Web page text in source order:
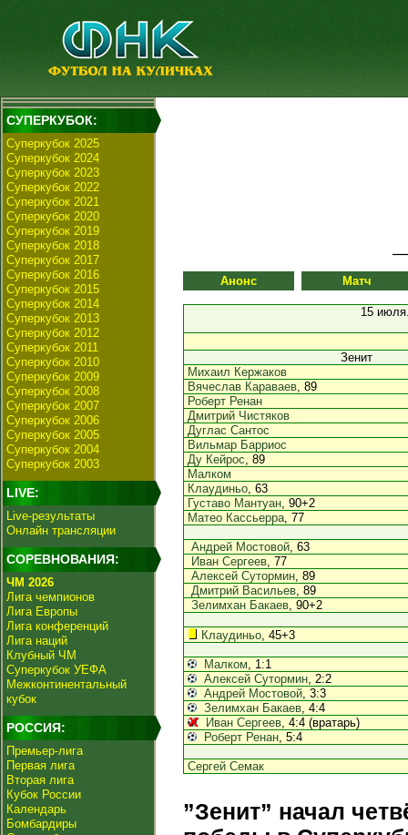
СУПЕРКУБОК:
Суперкубок 2025
Суперкубок 2024
Суперкубок 2023
Суперкубок 2022
Суперкубок 2021
Суперкубок 2020
Суперкубок 2019
Суперкубок 2018
Суперкубок 2017
Суперкубок 2016
Суперкубок 2015
Суперкубок 2014
Суперкубок 2013
Суперкубок 2012
Суперкубок 2011
Суперкубок 2010
Суперкубок 2009
Суперкубок 2008
Суперкубок 2007
Суперкубок 2006
Суперкубок 2005
Суперкубок 2004
Суперкубок 2003
LIVE:
Live-результаты
Онлайн трансляции
СОРЕВНОВАНИЯ:
ЧМ 2026
Лига чемпионов
Лига Европы
Лига конференций
Лига наций
Клубный ЧМ
Суперкубок УЕФА
Межконтинентальный
кубок
РОССИЯ:
Премьер-лига
Первая лига
Вторая лига
Кубок России
Календарь
Бомбардиры
Анонс Матч
15
Зенит
Михаил Кержаков
Вячеслав Караваев, 89
Роберт Ренан
Дмитрий Чистяков
Дуглас Сантос
Вильмар Барриос
Ду Кейрос, 89
Малком
Клаудиньо, 63
Густаво Мантуан, 90+2
Матео Кассьерра, 77
Андрей Мостовой, 63
Иван Сергеев, 77
Алексей Сутормин, 89
Дмитрий Васильев, 89
Зелимхан Бакаев, 90+2
Клаудиньо, 45+3
Малком, 1:1
Алексей Сутормин, 2:2
Андрей Мостовой, 3:3
Зелимхан Бакаев, 4:4
Иван Сергеев, 4:4 (вратарь)
Роберт Ренан, 5:4
Сергей Семак
”Зенит” начал